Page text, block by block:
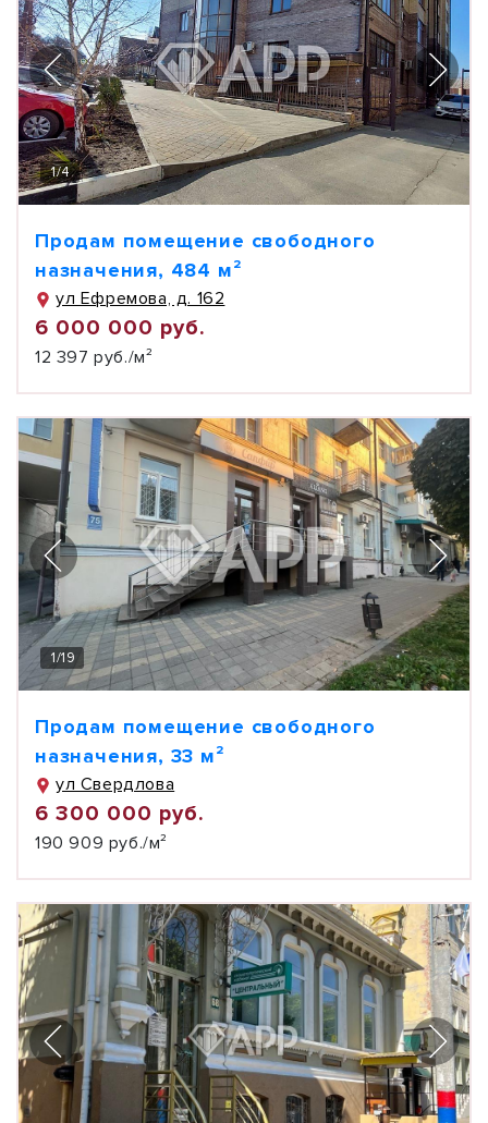
1/4
Продам помещение свободного
назначения, 484 м²
ул Ефремова, д. 162
6 000 000 руб.
12 397 руб./м²
1/19
Продам помещение свободного
назначения, 33 м²
ул Свердлова
6 300 000 руб.
190 909 руб./м²